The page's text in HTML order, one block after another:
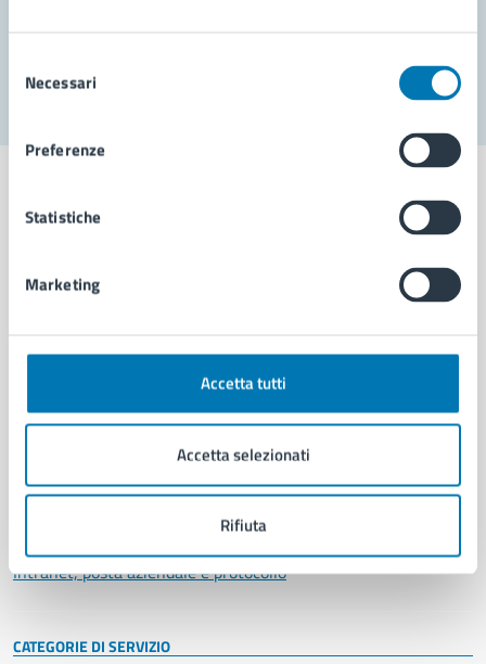
delNecessari
Preferenze
Statistiche
Marketing
Accetta tutti
Accetta selezionati
Rifiuta
Aree amministrative
Municipalità
Politici
Intranet, posta aziendale e protocollo
CATEGORIE DI SERVIZIO